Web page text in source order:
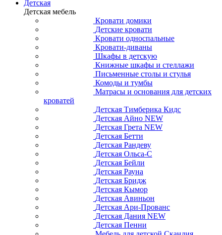
Детская
Детская мебель
Кровати домики
Детские кровати
Кровати односпальные
Кровати-диваны
Шкафы в детскую
Книжные шкафы и стеллажи
Письменные столы и стулья
Комоды и тумбы
Матрасы и основания для детских
кроватей
Детская Тимберика Кидс
Детская Айно NEW
Детская Грета NEW
Детская Бетти
Детская Рандеву
Детская Ольса-С
Детская Бейли
Детская Рауна
Детская Бридж
Детская Кымор
Детская Авиньон
Детская Ари-Прованс
Детская Дания NEW
Детская Пенни